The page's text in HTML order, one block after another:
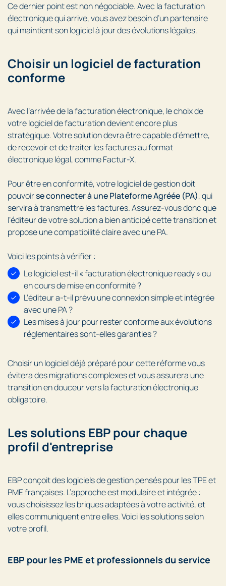
Ce dernier point est non négociable. Avec la facturation
électronique qui arrive, vous avez besoin d’un partenaire
qui maintient son logiciel à jour des évolutions légales.
Choisir un logiciel de facturation
conforme
Avec l’arrivée de la facturation électronique, le choix de
votre logiciel de facturation devient encore plus
stratégique. Votre solution devra être capable d’émettre,
de recevoir et de traiter les factures au format
électronique légal, comme Factur-X.
Pour être en conformité, votre logiciel de gestion doit
pouvoirse connecter à une Plateforme Agréée (PA), qui
servira à transmettre les factures. Assurez-vous donc que
l’éditeur de votre solution a bien anticipé cette transition et
propose une compatibilité claire avec une PA.
Voici les points à vérifier :
Le logiciel est-il « facturation électronique ready » ou
en cours de mise en conformité ?
L’éditeur a-t-il prévu une connexion simple et intégrée
avec une PA ?
Les mises à jour pour rester conforme aux évolutions
réglementaires sont-elles garanties ?
Choisir un logiciel déjà préparé pour cette réforme vous
évitera des migrations complexes et vous assurera une
transition en douceur vers la facturation électronique
obligatoire.
Les solutions EBP pour chaque
profil d'entreprise
EBP conçoit des logiciels de gestion pensés pour les TPE et
PME françaises. L’approche est modulaire et intégrée :
vous choisissez les briques adaptées à votre activité, et
elles communiquent entre elles. Voici les solutions selon
votre profil.
EBP pour les PME et professionnels du service